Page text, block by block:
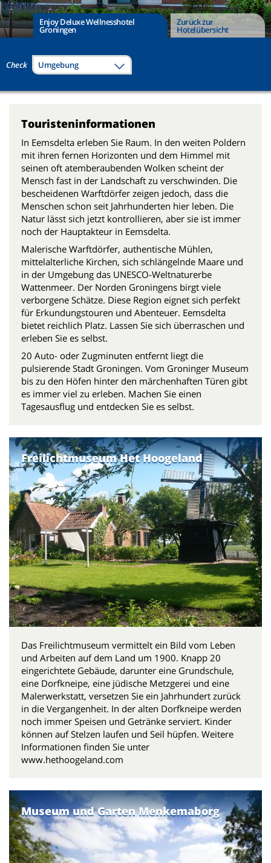
Enjoy Deluxe Wellnesshotel
Groningen
Zurück zur
Hotelübersicht
Check Umgebung
Touristeninformationen
In Eemsdelta erleben Sie Raum. In den weiten Poldern
mit ihren fernen Horizonten und dem Himmel mit
seinen oft atemberaubenden Wolken scheint der
Mensch fast in der Landschaft zu verschwinden. Die
bescheidenen Warftdörfer zeigen jedoch, dass die
Menschen schon seit Jahrhunderten hier leben. Die
Natur lässt sich jetzt kontrollieren, aber sie ist immer
noch der Hauptakteur in Eemsdelta.
Malerische Warftdörfer, authentische Mühlen,
mittelalterliche Kirchen, sich schlängelnde Maare und
in der Umgebung das UNESCO-Weltnaturerbe
Wattenmeer. Der Norden Groningens birgt viele
verborgene Schätze. Diese Region eignet sich perfekt
für Erkundungstouren und Abenteuer. Eemsdelta
bietet reichlich Platz. Lassen Sie sich überraschen und
erleben Sie es selbst.
20 Auto- oder Zugminuten entfernt liegt die
pulsierende Stadt Groningen. Vom Groninger Museum
bis zu den Höfen hinter den märchenhaften Türen gibt
es immer viel zu erleben. Machen Sie einen
Tagesausflug und entdecken Sie es selbst.
Freilichtmuseum Het Hoogeland
Das Freilichtmuseum vermittelt ein Bild vom Leben
und Arbeiten auf dem Land um 1900. Knapp 20
eingerichtete Gebäude, darunter eine Grundschule,
eine Dorfkneipe, eine jüdische Metzgerei und eine
Malerwerkstatt, versetzen Sie ein Jahrhundert zurück
in die Vergangenheit. In der alten Dorfkneipe werden
noch immer Speisen und Getränke serviert. Kinder
können auf Stelzen laufen und Seil hüpfen. Weitere
Informationen finden Sie unter
www.hethoogeland.com
Museum und Garten Menkemaborg